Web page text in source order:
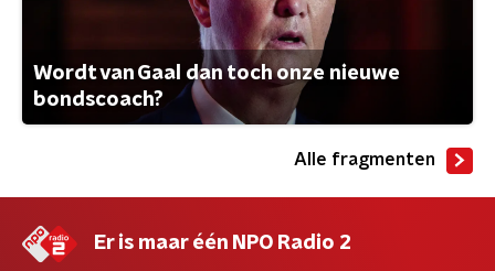
Wordt van Gaal dan toch onze nieuwe
bondscoach?
Alle fragmenten
Er is maar één NPO Radio 2